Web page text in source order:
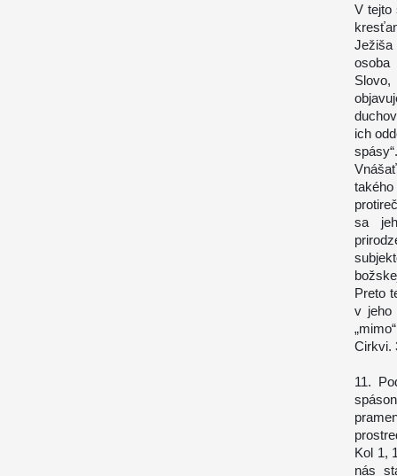
V tejto
osoba
ich
sa
Preto
v jeho
Cirkvi.
11.
Kol 1,
nás